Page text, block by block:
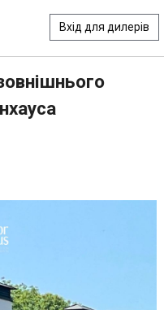
Вхід для дилерів